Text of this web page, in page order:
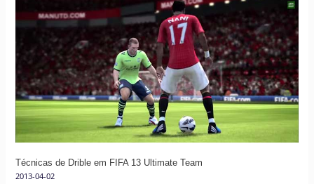
Técnicas de Drible em FIFA 13 Ultimate Team
2013-04-02
de
em
FIFA
13
Ultimate
Team